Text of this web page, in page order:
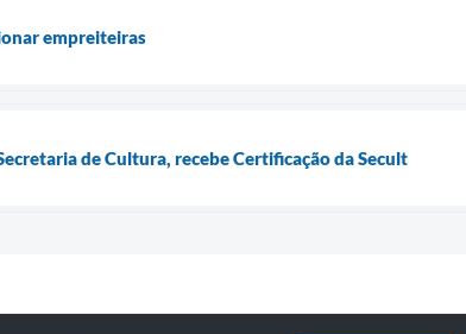
empreiteiras
de Cultura, recebe Certificação da Secult